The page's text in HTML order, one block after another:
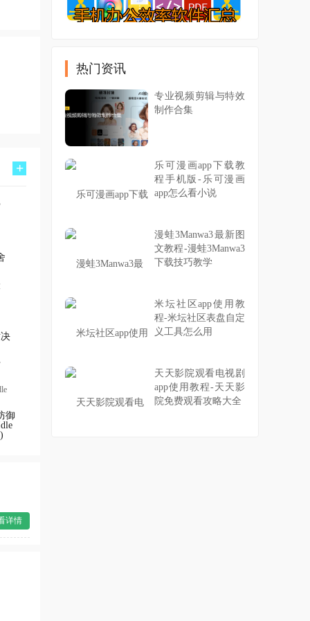
+
御
详情
热门资讯
专业视频剪辑与特效
制作合集
乐可漫画app下载教
程手机版-乐可漫画
app怎么看小说
漫蛙3Manwa3最新图
文教程-漫蛙3Manwa3
下载技巧教学
米坛社区app使用教
程-米坛社区表盘自定
义工具怎么用
天天影院观看电视剧
app使用教程-天天影
院免费观看攻略大全